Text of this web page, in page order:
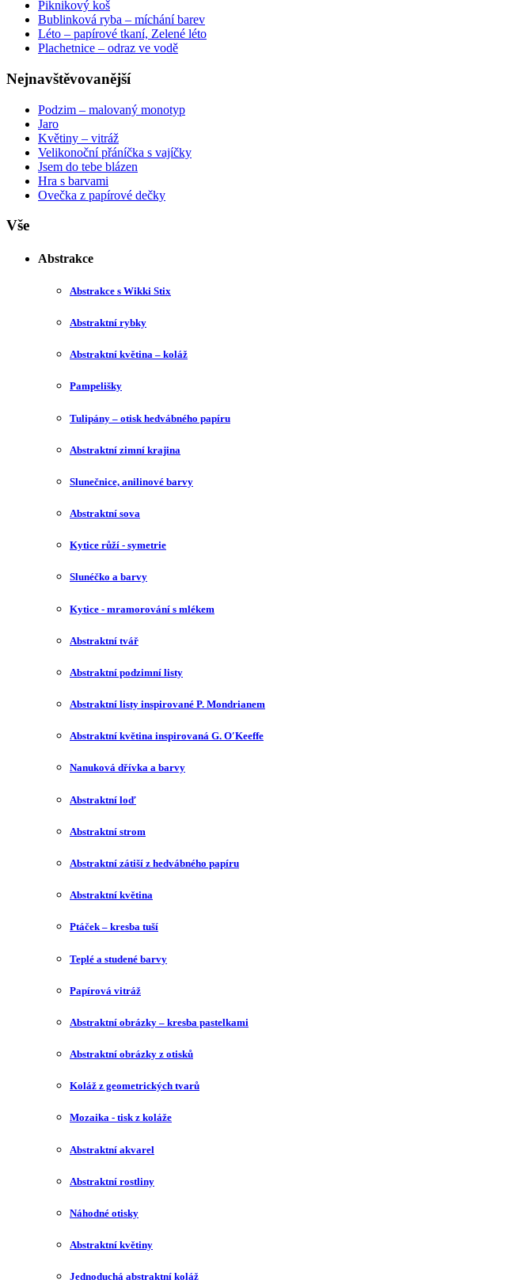
Piknikový koš
Bublinková ryba – míchání barev
Léto – papírové tkaní, Zelené léto
Plachetnice – odraz ve vodě
Nejnavštěvovanější
Podzim – malovaný monotyp
Jaro
Květiny – vitráž
Velikonoční přáníčka s vajíčky
Jsem do tebe blázen
Hra s barvami
Ovečka z papírové dečky
Vše
Abstrakce
Abstrakce s Wikki Stix
Abstraktní rybky
Abstraktní květina – koláž
Pampelišky
Tulipány – otisk hedvábného papíru
Abstraktní zimní krajina
Slunečnice, anilinové barvy
Abstraktní sova
Kytice růží - symetrie
Slunéčko a barvy
Kytice - mramorování s mlékem
Abstraktní tvář
Abstraktní podzimní listy
Abstraktní listy inspirované P. Mondrianem
Abstraktní květina inspirovaná G. O′Keeffe
Nanuková dřívka a barvy
Abstraktní loď
Abstraktní strom
Abstraktní zátiší z hedvábného papíru
Abstraktní květina
Ptáček – kresba tuší
Teplé a studené barvy
Papírová vitráž
Abstraktní obrázky – kresba pastelkami
Abstraktní obrázky z otisků
Koláž z geometrických tvarů
Mozaika - tisk z koláže
Abstraktní akvarel
Abstraktní rostliny
Náhodné otisky
Abstraktní květiny
Jednoduchá abstraktní koláž